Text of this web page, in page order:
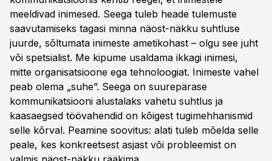
meeldivad inimesed. Seega tuleb heade tulemuste
saavutamiseks tagasi minna näost-näkku suhtluse
juurde, sõltumata inimeste ametikohast – olgu see juht
või spetsialist. Me kipume usaldama ikkagi inimesi,
mitte organisatsioone ega tehnoloogiat. Inimeste vahel
peab olema „suhe”. Seega on suurepärase
kommunikatsiooni alustalaks vahetu suhtlus ja
kaasaegsed töövahendid on kõigest tugimehhanismid
selle kõrval. Peamine soovitus: alati tuleb mõelda selle
peale, kes konkreetsest asjast või probleemist on